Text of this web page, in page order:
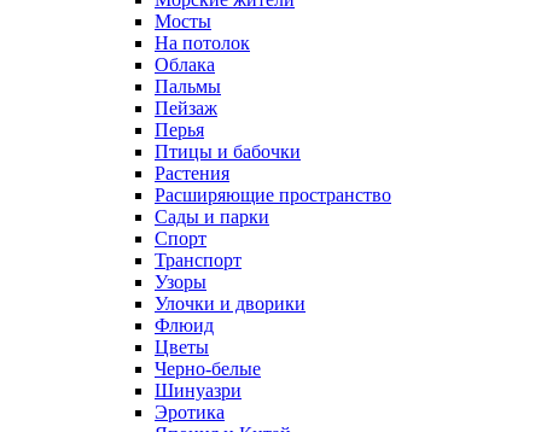
Мосты
На потолок
Облака
Пальмы
Пейзаж
Перья
Птицы и бабочки
Растения
Расширяющие пространство
Сады и парки
Спорт
Транспорт
Узоры
Улочки и дворики
Флюид
Цветы
Черно-белые
Шинуазри
Эротика